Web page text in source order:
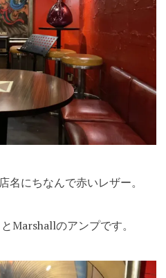
にちなんで赤いレザー。
Marshallのアンプです。